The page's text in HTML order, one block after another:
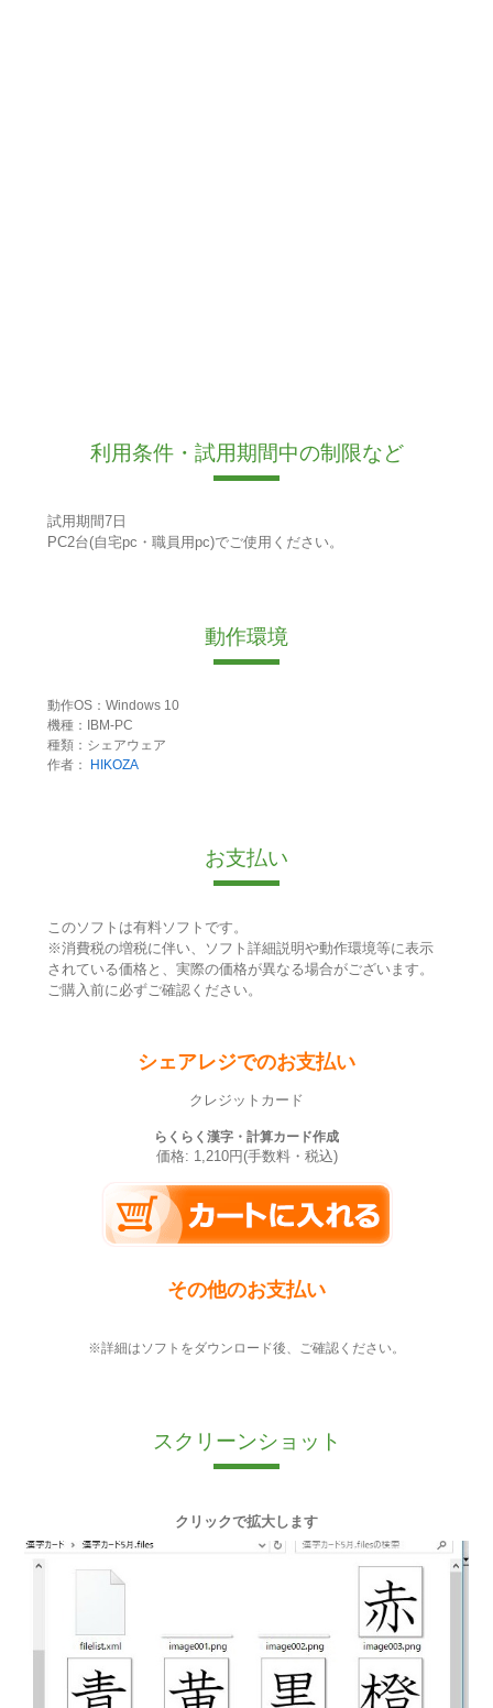
利用条件・試用期間中の制限など
試用期間7日
PC2台(自宅pc・職員用pc)でご使用ください。
動作環境
動作OS：Windows 10
機種：IBM-PC
種類：シェアウェア
作者：
HIKOZA
お支払い
このソフトは有料ソフトです。
※消費税の増税に伴い、ソフト詳細説明や動作環境等に表示
されている価格と、実際の価格が異なる場合がございます。
ご購入前に必ずご確認ください。
シェアレジでのお支払い
クレジットカード
らくらく漢字・計算カード作成
価格: 1,210円(手数料・税込)
その他のお支払い
※詳細はソフトをダウンロード後、ご確認ください。
スクリーンショット
クリックで拡大します